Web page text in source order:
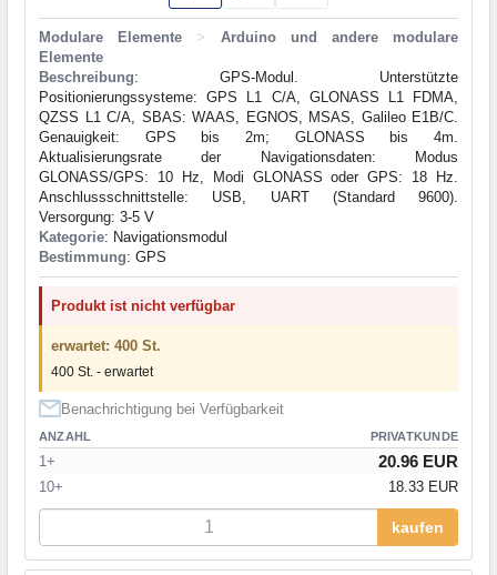
Modulare Elemente >
Arduino und andere modulare
Elemente
Beschreibung: GPS-Modul. Unterstützte
Positionierungssysteme: GPS L1 C/A, GLONASS L1 FDMA,
QZSS L1 C/A, SBAS: WAAS, EGNOS, MSAS, Galileo E1B/C.
Genauigkeit: GPS bis 2m; GLONASS bis 4m.
Aktualisierungsrate der Navigationsdaten: Modus
GLONASS/GPS: 10 Hz, Modi GLONASS oder GPS: 18 Hz.
Anschlussschnittstelle: USB, UART (Standard 9600).
Versorgung: 3-5 V
Kategorie: Navigationsmodul
Bestimmung: GPS
Produkt ist nicht verfügbar
erwartet: 400 St.
400 St. - erwartet
Benachrichtigung bei Verfügbarkeit
ANZAHL PRIVATKUNDE
1+ 20.96 EUR
10+ 18.33 EUR
kaufen